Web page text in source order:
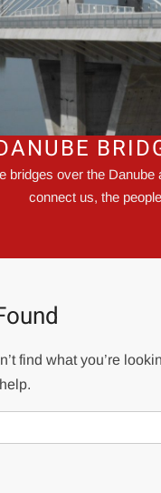
bridges over the Danube
connect us, the people
find what you’re